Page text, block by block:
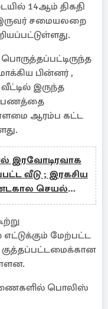
14ஆம் திகதி
சமையலறை
பொருத்தப்பட்டிருந்த
பின்னர் ,
இருந்த
பணத்தை
ஆரம்ப கட்ட
இரவோடிரவாக
வீடு ; இரகசிய
செயல்
மேற்பட்ட
பொலிஸ்